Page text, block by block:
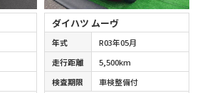
ダイハツ ムーヴ
年式
R03年05月
走行距離
5,500km
検査期限
車検整備付